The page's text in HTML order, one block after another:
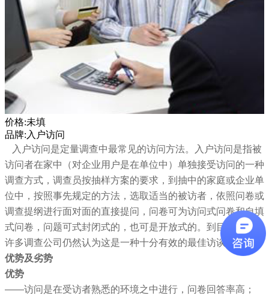
价格:未填
品牌:入户访问
入户访问是定量调查中最常见的访问方法。入户访问是指被
访问者在家中（对企业用户是在单位中）单独接受访问的一种
调查方式，调查员按抽样方案的要求，到抽中的家庭或企业单
位中，按照事先规定的方法，选取适当的被访者，依照问卷或
调查提纲进行面对面的直接提问，问卷可为访问式问卷和自填
式问卷，问题可式封闭式的，也可是开放式的。到目前为止，
许多调查公司仍然认为这是一种十分有效的最佳访谈技术。
优势及劣势
优势
——访问是在受访者熟悉的环境之中进行，问卷回答率高；